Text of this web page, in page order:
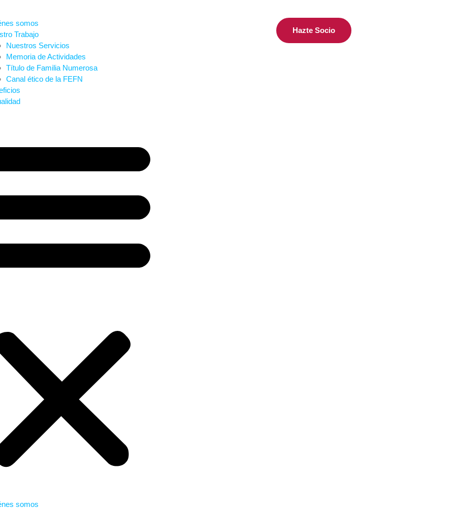
somos
Trabajo
Nuestros Servicios
Memoria de Actividades
Título de Familia Numerosa
Canal ético de la FEFN
somos
Hazte Socio